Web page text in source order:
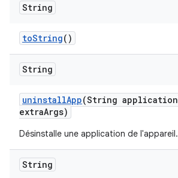
String
toString()
String
uninstallApp(String application
extraArgs)
Désinstalle une application de l'appareil.
String